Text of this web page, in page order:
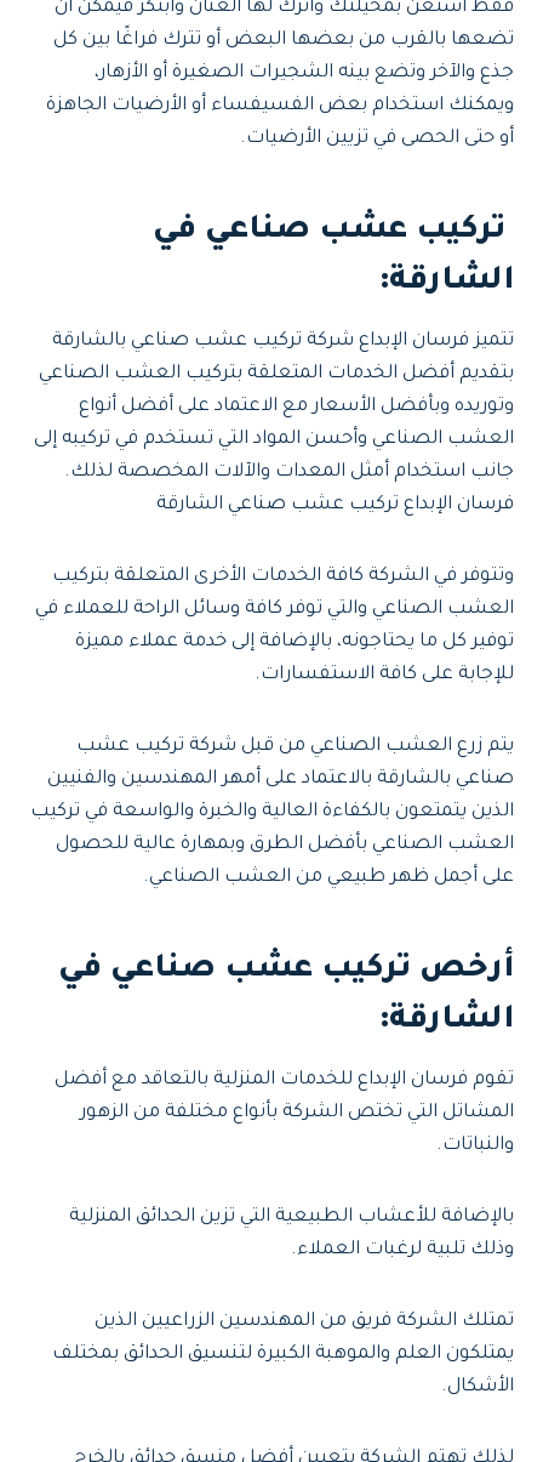
فقط استعن بمخيلتك واترك لها العنان وابتكر فيمكن أن
تضعها بالقرب من بعضها البعض أو تترك فراغًا بين كل
جذع والآخر وتضع بينه الشجيرات الصغيرة أو الأزهار،
ويمكنك استخدام بعض الفسيفساء أو الأرضيات الجاهزة
أو حتى الحصى في تزيين الأرضيات.
تركيب عشب صناعي في
الشارقة:
تتميز فرسان الإبداع شركة تركيب عشب صناعي بالشارقة
بتقديم أفضل الخدمات المتعلقة بتركيب العشب الصناعي
وتوريده وبأفضل الأسعار مع الاعتماد على أفضل أنواع
العشب الصناعي وأحسن المواد التي تستخدم في تركيبه إلى
جانب استخدام أمثل المعدات والآلات المخصصة لذلك.
فرسان الإبداع تركيب عشب صناعي الشارقة
وتتوفر في الشركة كافة الخدمات الأخرى المتعلقة بتركيب
العشب الصناعي والتي توفر كافة وسائل الراحة للعملاء في
توفير كل ما يحتاجونه، بالإضافة إلى خدمة عملاء مميزة
للإجابة على كافة الاستفسارات.
يتم زرع العشب الصناعي من قبل شركة تركيب عشب
صناعي بالشارقة بالاعتماد على أمهر المهندسين والفنيين
الذين يتمتعون بالكفاءة العالية والخبرة والواسعة في تركيب
العشب الصناعي بأفضل الطرق وبمهارة عالية للحصول
على أجمل ظهر طبيعي من العشب الصناعي.
أرخص تركيب عشب صناعي في
الشارقة:
تقوم فرسان الإبداع للخدمات المنزلية بالتعاقد مع أفضل
المشاتل التي تختص الشركة بأنواع مختلفة من الزهور
والنباتات.
بالإضافة للأعشاب الطبيعية التي تزين الحدائق المنزلية
وذلك تلبية لرغبات العملاء.
تمتلك الشركة فريق من المهندسين الزراعيين الذين
يمتلكون العلم والموهبة الكبيرة لتنسيق الحدائق بمختلف
الأشكال.